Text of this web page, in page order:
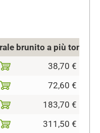
brunito a più tonalità
38,70 €
72,60 €
183,70 €
311,50 €